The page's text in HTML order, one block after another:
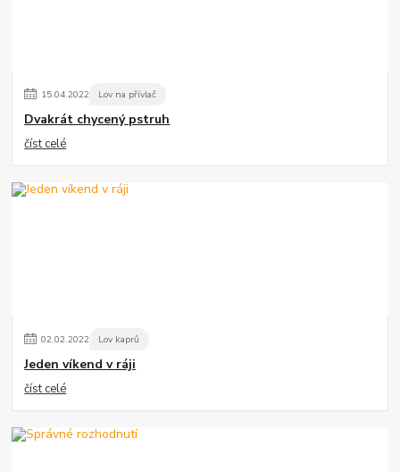
15.04.2022 Lov na přívlač
Dvakrát chycený pstruh
číst celé
02.02.2022 Lov kaprů
Jeden víkend v ráji
číst celé